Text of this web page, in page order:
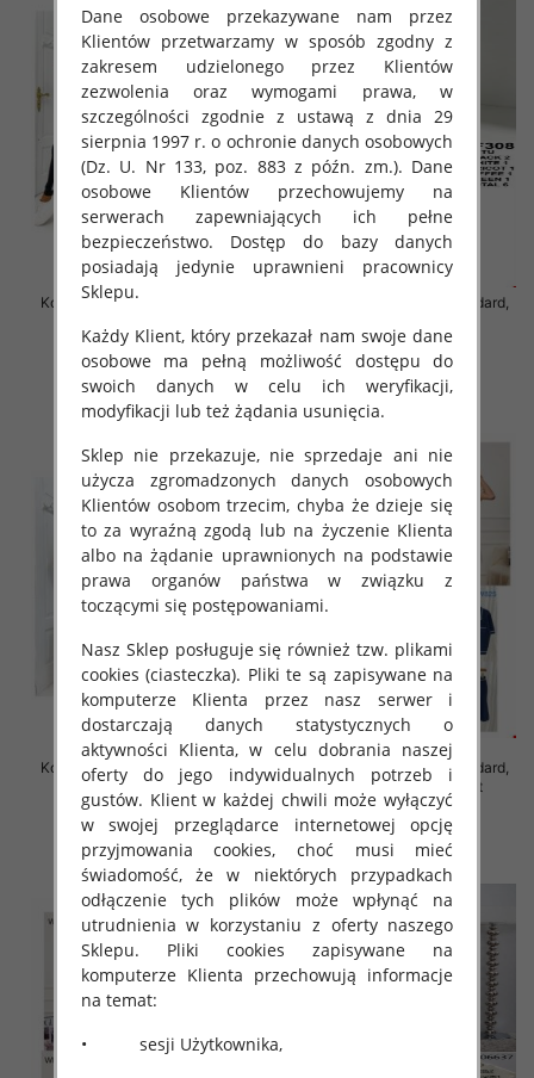
Komplet damskie Roz Standard,
55.00 zł
szczegóły
Komplet damskie Roz Standard,
65.00 zł
szczegóły
Komplet damskie Roz Standard,
Mix Kolor Paczka 6 szt
65.00 zł
szczegóły
Komplet damskie Roz Standard,
Mix Kolor Paczka 12 szt
55.00 zł
szczegóły
Dane osobowe przekazywane nam przez
Klientów przetwarzamy w sposób zgodny z
zakresem udzielonego przez Klientów
zezwolenia oraz wymogami prawa, w
szczególności zgodnie z ustawą z dnia 29
sierpnia 1997 r. o ochronie danych osobowych
(Dz. U. Nr 133, poz. 883 z późn. zm.). Dane
osobowe Klientów przechowujemy na
serwerach zapewniających ich pełne
bezpieczeństwo. Dostęp do bazy danych
posiadają jedynie uprawnieni pracownicy
Sklepu.
Każdy Klient, który przekazał nam swoje dane
osobowe ma pełną możliwość dostępu do
swoich danych w celu ich weryfikacji,
modyfikacji lub też żądania usunięcia.
Sklep nie przekazuje, nie sprzedaje ani nie
użycza zgromadzonych danych osobowych
Klientów osobom trzecim, chyba że dzieje się
to za wyraźną zgodą lub na życzenie Klienta
albo na żądanie uprawnionych na podstawie
prawa organów państwa w związku z
toczącymi się postępowaniami.
Nasz Sklep posługuje się również tzw. plikami
cookies (ciasteczka). Pliki te są zapisywane na
komputerze Klienta przez nasz serwer i
dostarczają danych statystycznych o
aktywności Klienta, w celu dobrania naszej
oferty do jego indywidualnych potrzeb i
gustów. Klient w każdej chwili może wyłączyć
w swojej przeglądarce internetowej opcję
przyjmowania cookies, choć musi mieć
świadomość, że w niektórych przypadkach
odłączenie tych plików może wpłynąć na
utrudnienia w korzystaniu z oferty naszego
Sklepu. Pliki cookies zapisywane na
komputerze Klienta przechowują informacje
na temat:
• sesji Użytkownika,